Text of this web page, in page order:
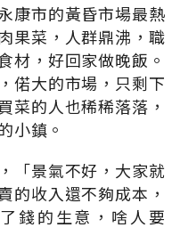
康市的黃昏市場最熱
果菜，人群鼎沸，職
材，好回家做晚飯。
偌大的市場，只剩下
菜的人也稀稀落落，
小鎮。
「景氣不好，大家就
的收入還不夠成本，
錢的生意，啥人要